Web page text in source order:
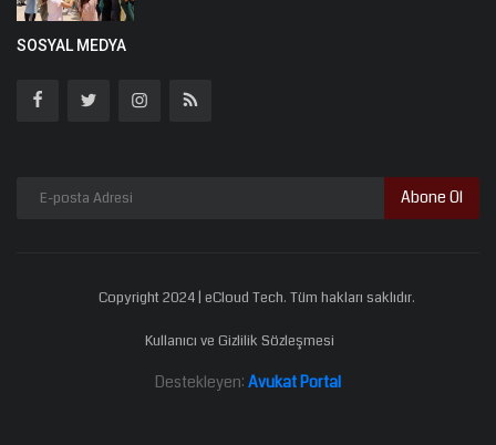
SOSYAL MEDYA
Abone Ol
Copyright 2024 | eCloud Tech. Tüm hakları saklıdır.
Kullanıcı ve Gizlilik Sözleşmesi
Destekleyen: Avukat Portal